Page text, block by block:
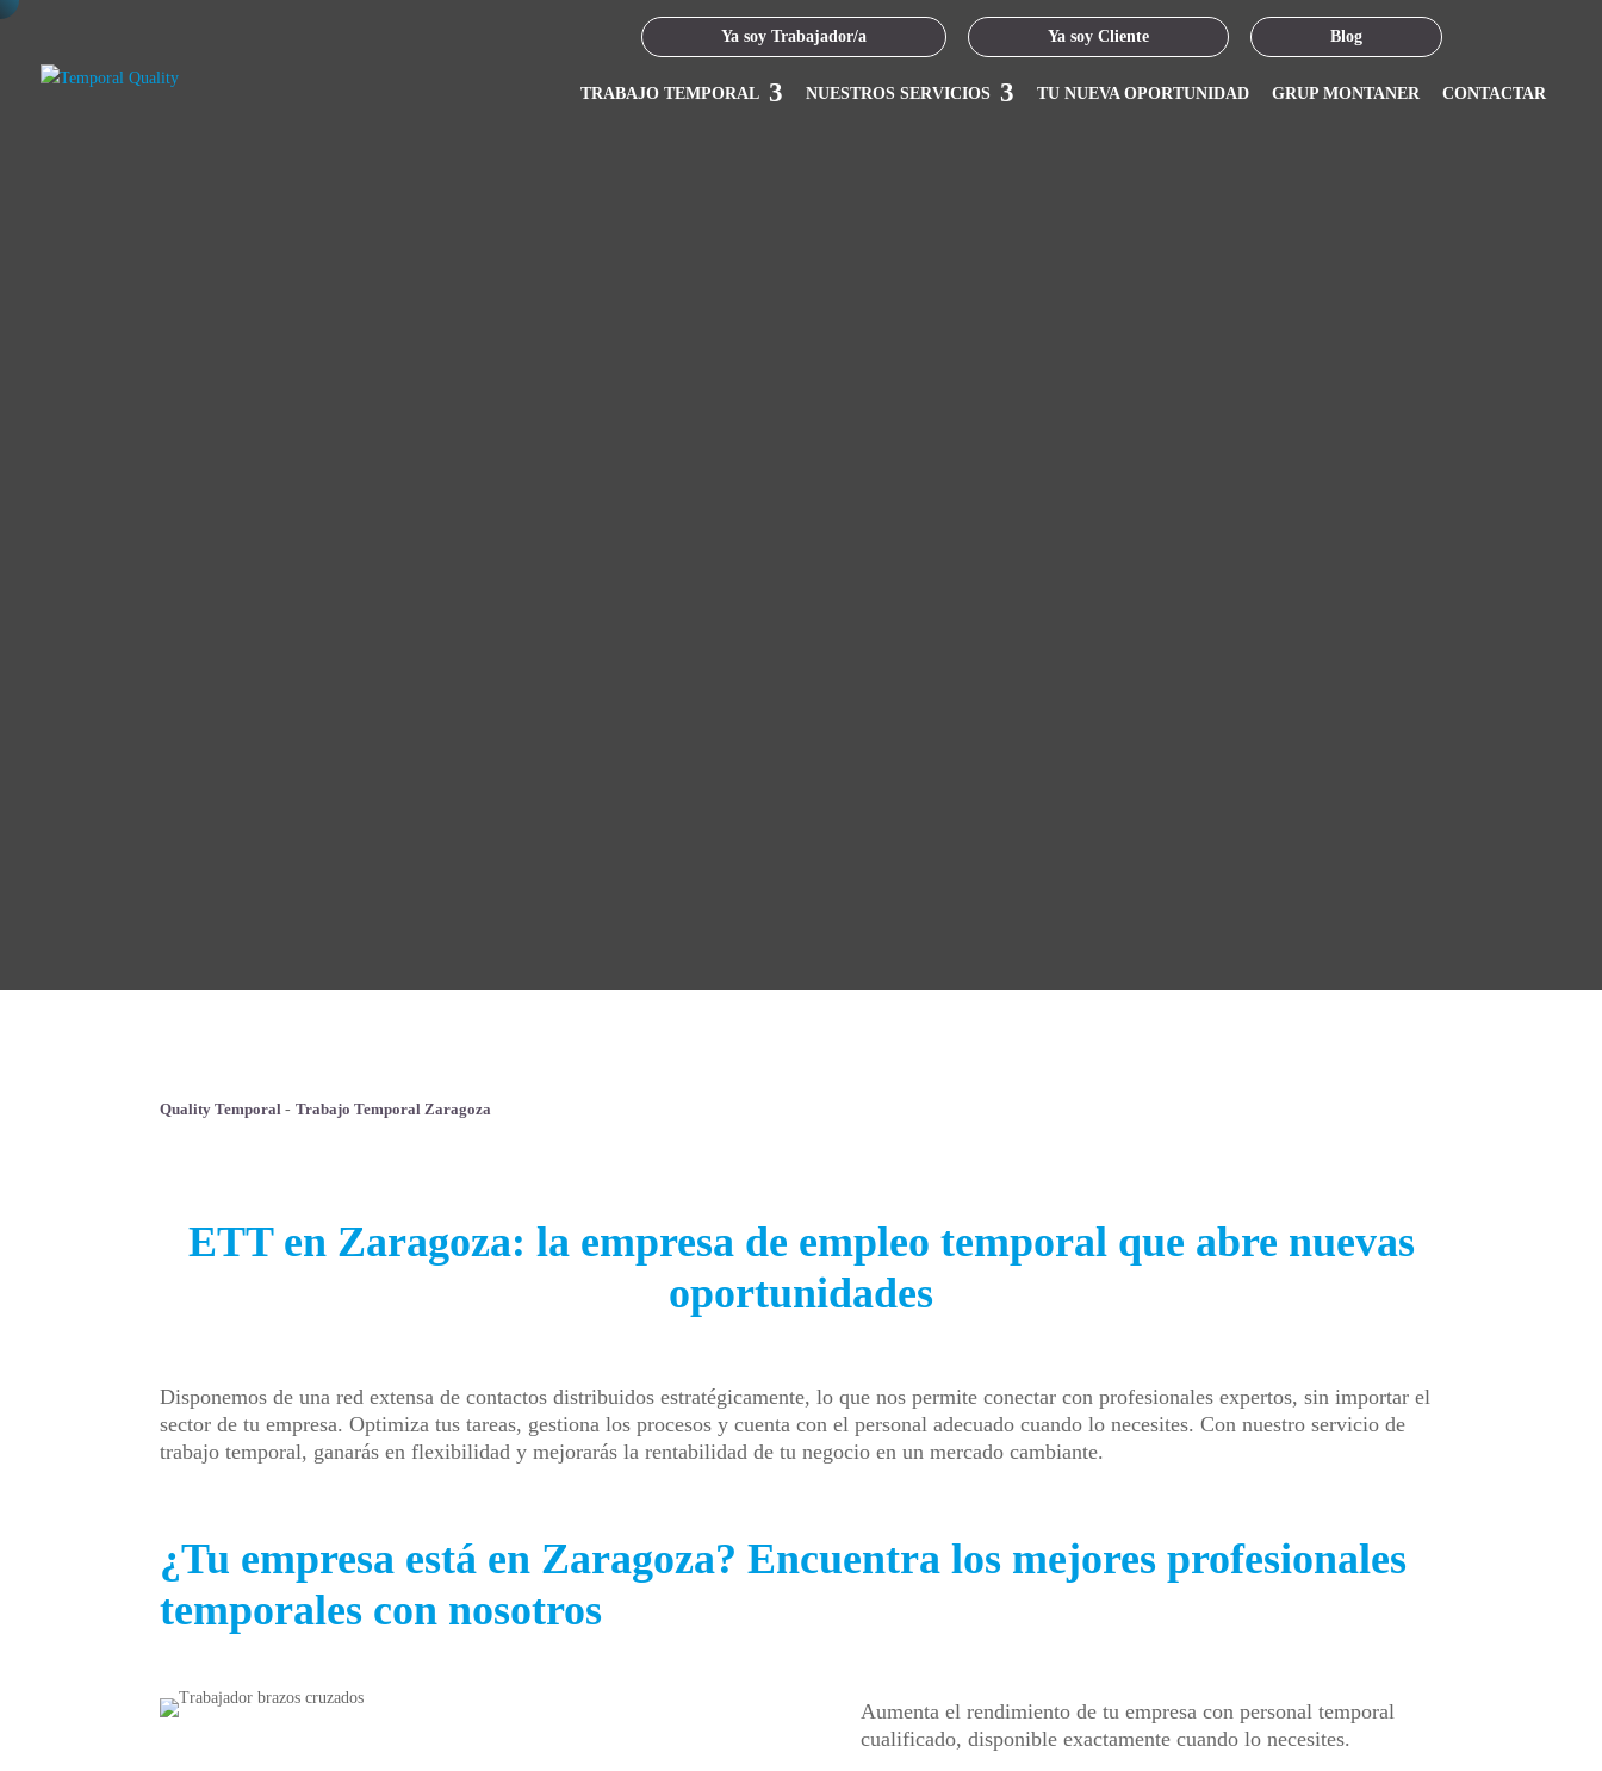
Ya soy Trabajador/a Ya soy Cliente Blog
TRABAJO TEMPORAL NUESTROS SERVICIOS TU NUEVA OPORTUNIDAD GRUP MONTANER CONTACTAR
Quality Temporal -Trabajo Temporal Zaragoza
ETT en Zaragoza: la empresa de empleo temporal que abre nuevas
oportunidades
Disponemos de una red extensa de contactos distribuidos estratégicamente, lo que nos permite conectar con profesionales expertos, sin importar el
sector de tu empresa. Optimiza tus tareas, gestiona los procesos y cuenta con el personal adecuado cuando lo necesites. Con nuestro servicio de
trabajo temporal, ganarás en flexibilidad y mejorarás la rentabilidad de tu negocio en un mercado cambiante.
¿Tu empresa está en Zaragoza? Encuentra los mejores profesionales
temporales con nosotros
Aumenta el rendimiento de tu empresa con personal temporal
cualificado, disponible exactamente cuando lo necesites.